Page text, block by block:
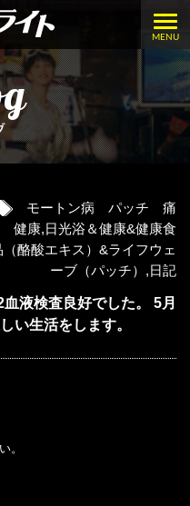
MENU
モートン病 パッチ 痛
健康,日光浴＆健康&健康食
（酪酸エキス）&ライフウェ
ーブ（パッチ） ,日記
液検査良好でした。 5月
い生活をします。
。